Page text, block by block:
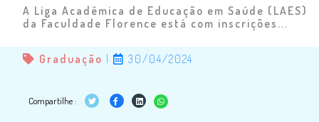
A Liga Acadêmica de Educação em Saúde (LAES)
da Faculdade Florence está com inscrições...
Graduação | 30/04/2024
Compartilhe :